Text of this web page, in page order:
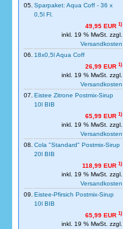
05. Sparpaket: Aqua Coff - 36 x
0,5l Fl.
49,95 EUR 1)
inkl. 19 % MwSt. zzgl.
Versandkosten
06. 18x0,5l Aqua Coff
26,99 EUR 1)
inkl. 19 % MwSt. zzgl.
Versandkosten
07. Eistee Zitrone Postmix-Sirup
10l BIB
65,99 EUR 1)
inkl. 19 % MwSt. zzgl.
Versandkosten
08. Cola "Standard" Postmix-Sirup
20l BIB
118,99 EUR 1)
inkl. 19 % MwSt. zzgl.
Versandkosten
09. Eistee-Pfirsich Postmix-Sirup
10l BIB
65,99 EUR 1)
inkl. 19 % MwSt. zzgl.